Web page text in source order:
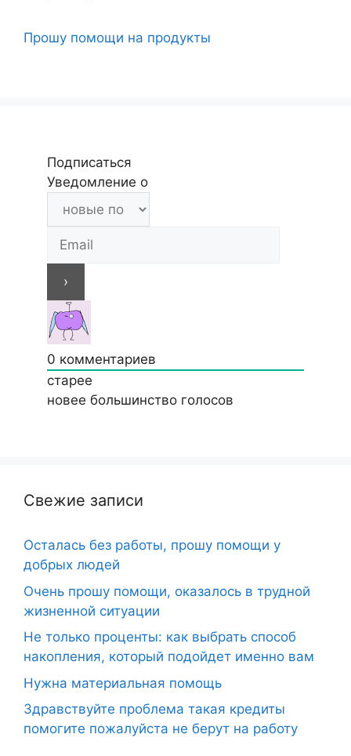
Прошу помощи на продукты
Подписаться
Уведомление о
0 комментариев
старее
новее большинство голосов
Свежие записи
Осталась без работы, прошу помощи у
добрых людей
Очень прошу помощи, оказалось в трудной
жизненной ситуации
Не только проценты: как выбрать способ
накопления, который подойдет именно вам
Нужна материальная помощь
Здравствуйте проблема такая кредиты
помогите пожалуйста не берут на работу